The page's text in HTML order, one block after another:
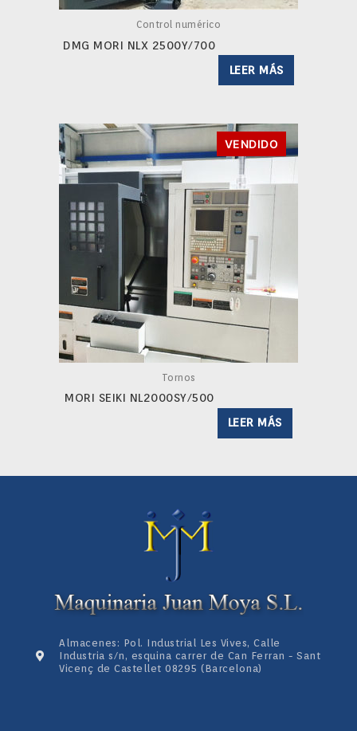
Control numérico
DMG MORI NLX 2500Y/700
LEER MÁS
VENDIDO
Tornos
MORI SEIKI NL2000SY/500
LEER MÁS
Almacenes: Pol. Industrial Les Vives, Calle
Industria s/n, esquina carrer de Can Ferran - Sant
Vicenç de Castellet 08295 (Barcelona)